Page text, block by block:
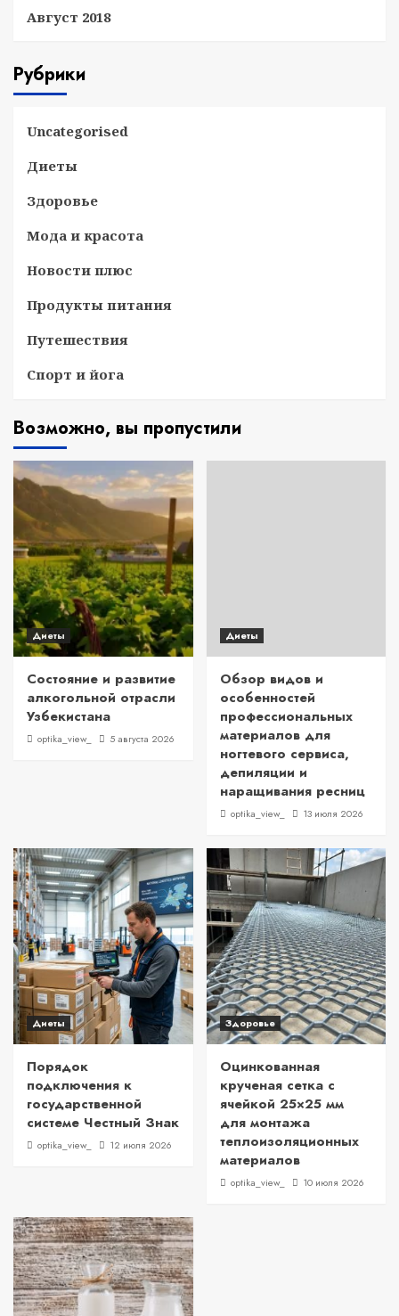
Август 2018
Рубрики
Uncategorised
Диеты
Здоровье
Мода и красота
Новости плюс
Продукты питания
Путешествия
Спорт и йога
Возможно, вы пропустили
Диеты
Состояние и развитие
алкогольной отрасли
Узбекистана
optika_view_ 5 августа 2026
Диеты
Обзор видов и
особенностей
профессиональных
материалов для
ногтевого сервиса,
депиляции и
наращивания ресниц
optika_view_ 13 июля 2026
Диеты
Порядок
подключения к
государственной
системе Честный Знак
optika_view_ 12 июля 2026
Здоровье
Оцинкованная
крученая сетка с
ячейкой 25×25 мм
для монтажа
теплоизоляционных
материалов
optika_view_ 10 июля 2026